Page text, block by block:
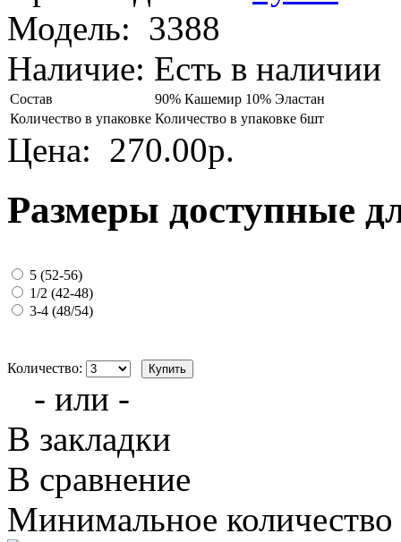
Модель: 3388
Наличие: Есть в наличии
Состав
90% Кашемир 10% Эластан
Количество в упаковке Количество в упаковке 6шт
Цена: 270.00р.
Размеры доступные
5 (52-56)
1/2 (42-48)
3-4 (48/54)
Количество:
- или -
В закладки
В сравнение
Минимальное количество